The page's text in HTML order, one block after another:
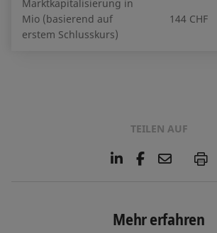
Marktkapitalisierung in
Mio (basierend auf
erstem Schlusskurs)
144 CHF
TEILEN AUF
L
e
d
F
o
E
l
P
Mehr erfahren